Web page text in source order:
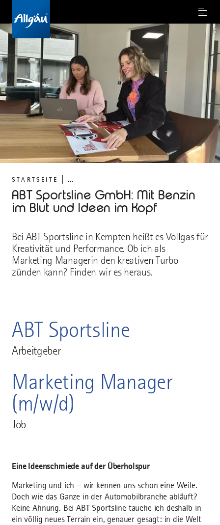
Menu
©
STARTSEITE ...
ABT Sportsline GmbH: Mit Benzin
im Blut und Ideen im Kopf
Bei ABT Sportsline in Kempten heißt es Vollgas für
Kreativität und Performance. Ob ich als
Marketing Managerin den kreativen Turbo
zünden kann? Finden wir es heraus.
ABT Sportsline
Arbeitgeber
Marketing Manager
(m/w/d)
Job
Eine Ideenschmiede auf der Überholspur
Marketing und ich – wir kennen uns schon eine Weile.
Doch wie das Ganze in der Automobilbranche abläuft?
Keine Ahnung. Bei ABT Sportsline tauche ich deshalb in
ein völlig neues Terrain ein, genauer gesagt: in die Welt